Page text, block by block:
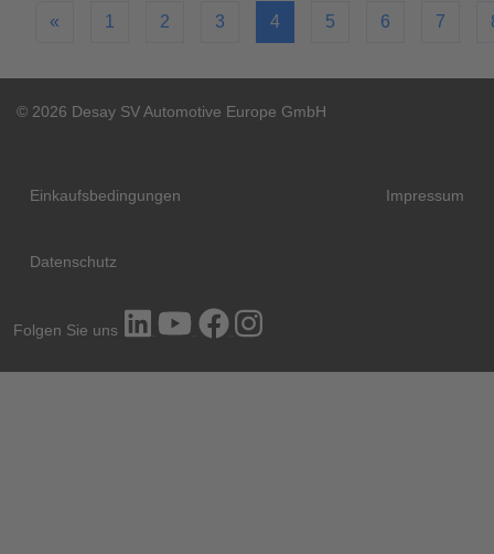
« 1 2 3 4 5 6 7
© 2026 Desay SV Automotive Europe GmbH
Einkaufsbedingungen Impressum
Datenschutz
Folgen Sie uns